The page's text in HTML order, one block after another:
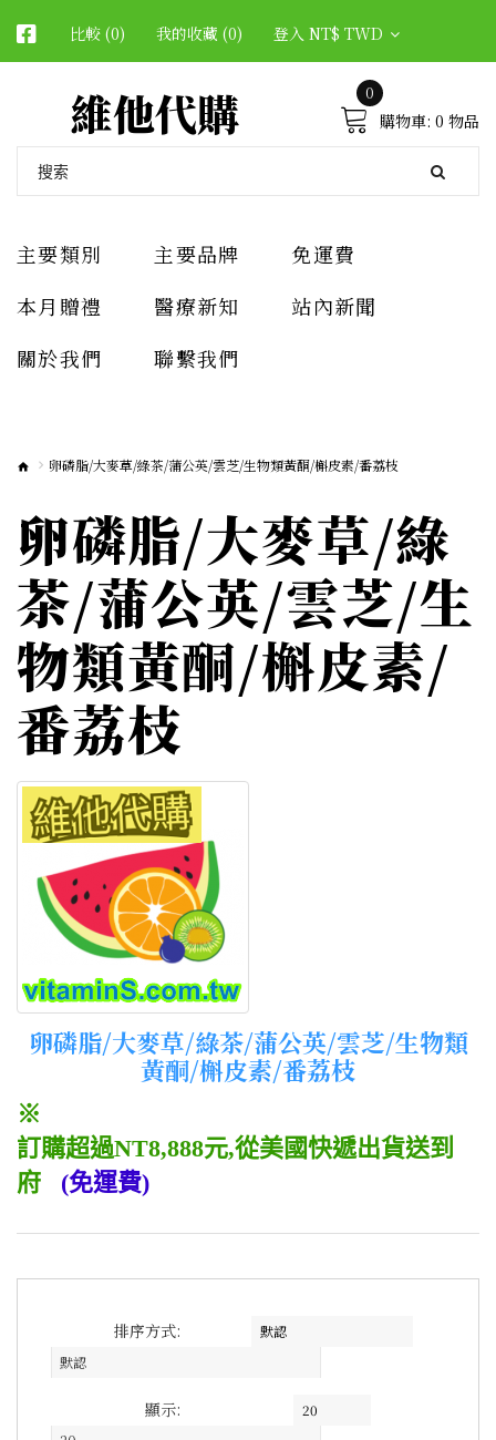
比較 (0) 我的收藏 (0) 登入 NT$ TWD
維他代購 購物車:
0
0 物品
主要類別 主要品牌
免運費
本月贈禮
醫療新知
站內新聞
關於我們
聯繫我們
卵磷脂/大麥草/綠茶/蒲公英/雲芝/生物類黃酮/槲皮素/番荔枝
卵磷脂/大麥草/綠
茶/蒲公英/雲芝/生
物類黃酮/槲皮素/
番荔枝
卵磷脂/大麥草/綠茶/蒲公英/雲芝/生物類
黃酮/槲皮素/番荔枝
※
訂購超過NT8,888元,從美國快遞出貨送到
府 (免運費)
排序方式: 默認
顯示: 20